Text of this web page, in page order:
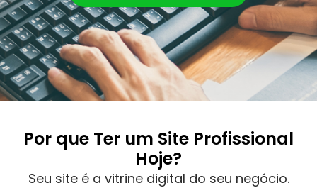
Por que Ter um Site Profissional
Hoje?
Seu site é a vitrine digital do seu negócio.